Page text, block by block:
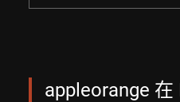
appleorange 在